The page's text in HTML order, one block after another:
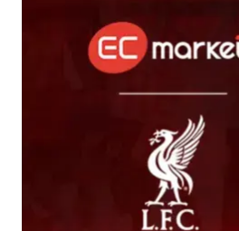
palpitantes
l’événement
stand n°55, où
l’expertise
a rencontré